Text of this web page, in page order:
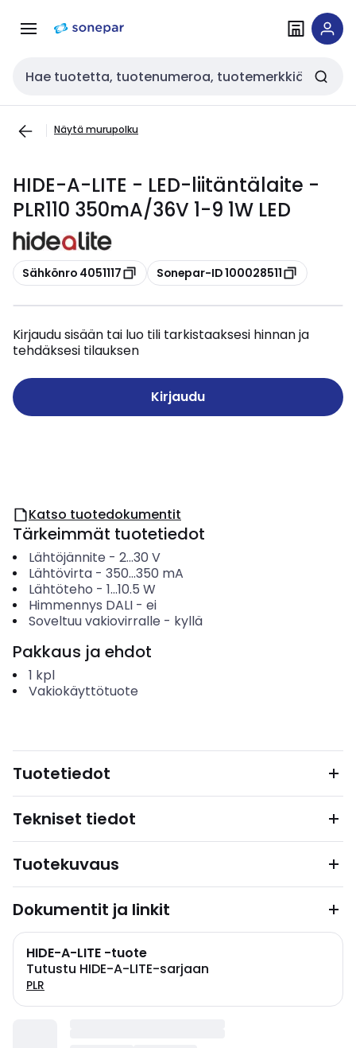
navigointiinsisältöön
Haku
Näytä murupolku
HIDE-A-LITE - LED-liitäntälaite -
PLR110 350mA/36V 1-9 1W LED
Kopioi
Sähkönro 4051117 Kopioi
Sonepar-ID 100028511
Kirjaudu sisään tai luo tili tarkistaaksesi hinnan ja
tehdäksesi tilauksen
Kirjaudu
Katso tuotedokumentit
Tärkeimmät tuotetiedot
Lähtöjännite - 2...30 V
Lähtövirta- 350...350 mA
Lähtöteho - 1...10.5 W
Himmennys DALI- ei
Soveltuu vakiovirralle - kyllä
Pakkaus ja ehdot
1 kpl
Vakiokäyttötuote
Tuotetiedot
Tekniset tiedot
Tuotekuvaus
Dokumentit ja linkit
HIDE-A-LITE -tuote
Tutustu HIDE-A-LITE-sarjaan
PLR